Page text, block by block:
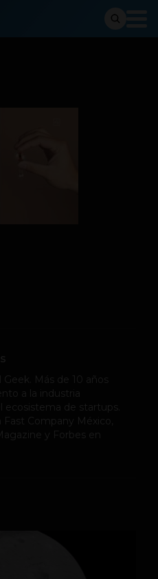
2020
Geek
. Más de 10 años
a la industria
de startups.
Fast Company México,
y Forbes en